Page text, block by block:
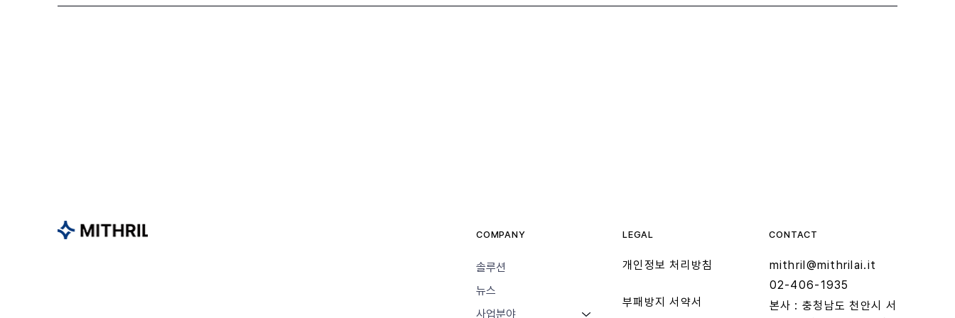
COMPANY
솔루션
뉴스
사업분야
LEGAL
개인정보 처리방침
​부패방지 서약서
CONTACT
mithril@mithrilai.it
02-406-1935
​본사 : 충청남도 천안시 서